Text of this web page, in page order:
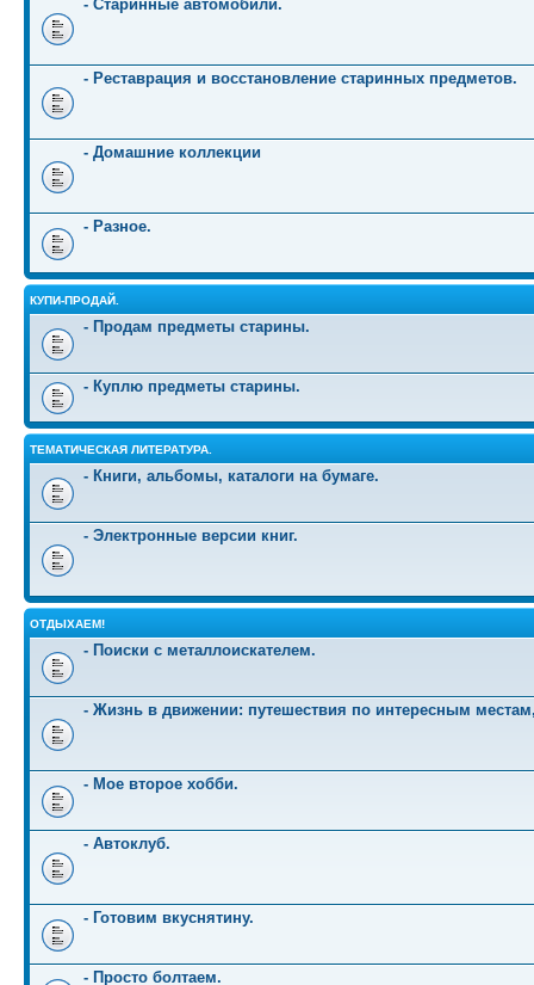
- Старинные автомобили.
- Реставрация и восстановление старинных предметов.
- Домашние коллекции
- Разное.
КУПИ-ПРОДАЙ.
- Продам предметы старины.
- Куплю предметы старины.
ТЕМАТИЧЕСКАЯ ЛИТЕРАТУРА.
- Книги, альбомы, каталоги на бумаге.
- Электронные версии книг.
ОТДЫХАЕМ!
- Поиски с металлоискателем.
- Жизнь в движении: путешествия по интересным
- Мое второе хобби.
- Автоклуб.
- Готовим вкуснятину.
- Просто болтаем.